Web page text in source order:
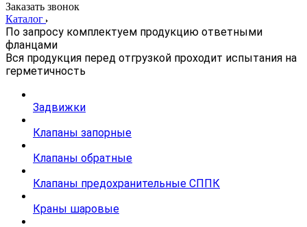
Заказать звонок
Каталог
По запросу комплектуем продукцию ответными
фланцами
Вся продукция перед отгрузкой проходит испытания на
герметичность
Задвижки
Клапаны запорные
Клапаны обратные
Клапаны предохранительные СППК
Краны шаровые